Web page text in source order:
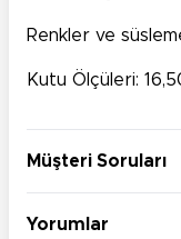
Renkler ve
Kutu Ölçüleri:
Müşteri Soruları
Yorumlar